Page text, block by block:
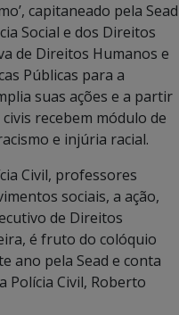
capitaneado pela Sead
Social e dos Direitos
de Direitos Humanos e
Públicas para a
suas ações e a partir
recebem módulo de
e injúria racial.
Civil, professores
sociais, a ação,
de Direitos
é fruto do colóquio
ano pela Sead e conta
Polícia Civil, Roberto